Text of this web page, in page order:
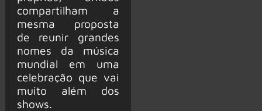
compartilham a
mesma proposta
de reunir grandes
nomes da música
mundial em uma
celebração que vai
muito além dos
shows.